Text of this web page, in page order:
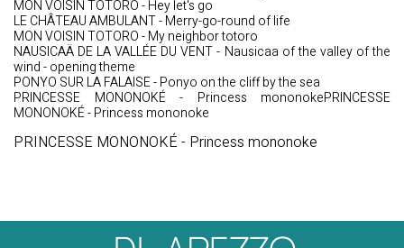
MON VOISIN TOTORO - Hey let's go
LE CHÂTEAU AMBULANT - Merry-go-round of life
MON VOISIN TOTORO - My neighbor totoro
NAUSICAÄ DE LA VALLÉE DU VENT - Nausicaa of the valley of the
wind - opening theme
PONYO SUR LA FALAISE - Ponyo on the cliff by the sea
PRINCESSE MONONOKÉ - Princess mononokePRINCESSE
MONONOKÉ - Princess mononoke
PRINCESSE MONONOKÉ - Princess mononoke